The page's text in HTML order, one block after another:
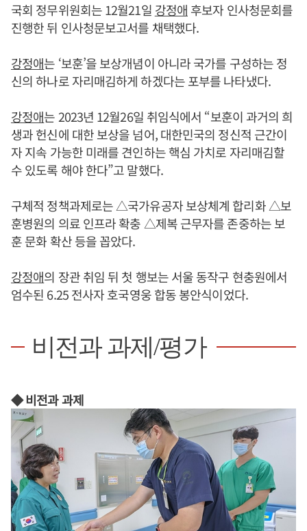
국회 정무위원회는 12월21일 강정애 후보자 인사청문회를
진행한 뒤 인사청문보고서를 채택했다.
강정애는 ‘보훈’을 보상개념이 아니라 국가를 구성하는 정
신의 하나로 자리매김하게 하겠다는 포부를 나타냈다.
강정애는 2023년 12월26일 취임식에서 “보훈이 과거의 희
생과 헌신에 대한 보상을 넘어, 대한민국의 정신적 근간이
자 지속 가능한 미래를 견인하는 핵심 가치로 자리매김할
수 있도록 해야 한다”고 말했다.
구체적 정책과제로는 △국가유공자 보상체계 합리화 △보
훈병원의 의료 인프라 확충 △제복 근무자를 존중하는 보
훈 문화 확산 등을 꼽았다.
강정애의 장관 취임 뒤 첫 행보는 서울 동작구 현충원에서
엄수된 6.25 전사자 호국영웅 합동 봉안식이었다.
비전과 과제/평가
◆ 비전과 과제